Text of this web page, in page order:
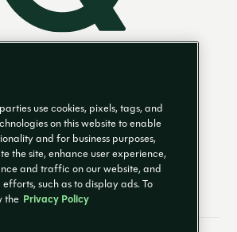
use cookies, pixels, tags, and
on this website to enable
and for business purposes,
the site, enhance user experience,
and traffic on our website, and
such as to display ads. To
the Privacy Policy